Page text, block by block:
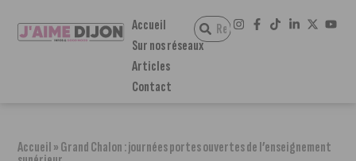
Accueil
Sur nos réseaux
Articles
Contact
Accueil»Grand Chalon : journées portes ouvertes de l’enseignement